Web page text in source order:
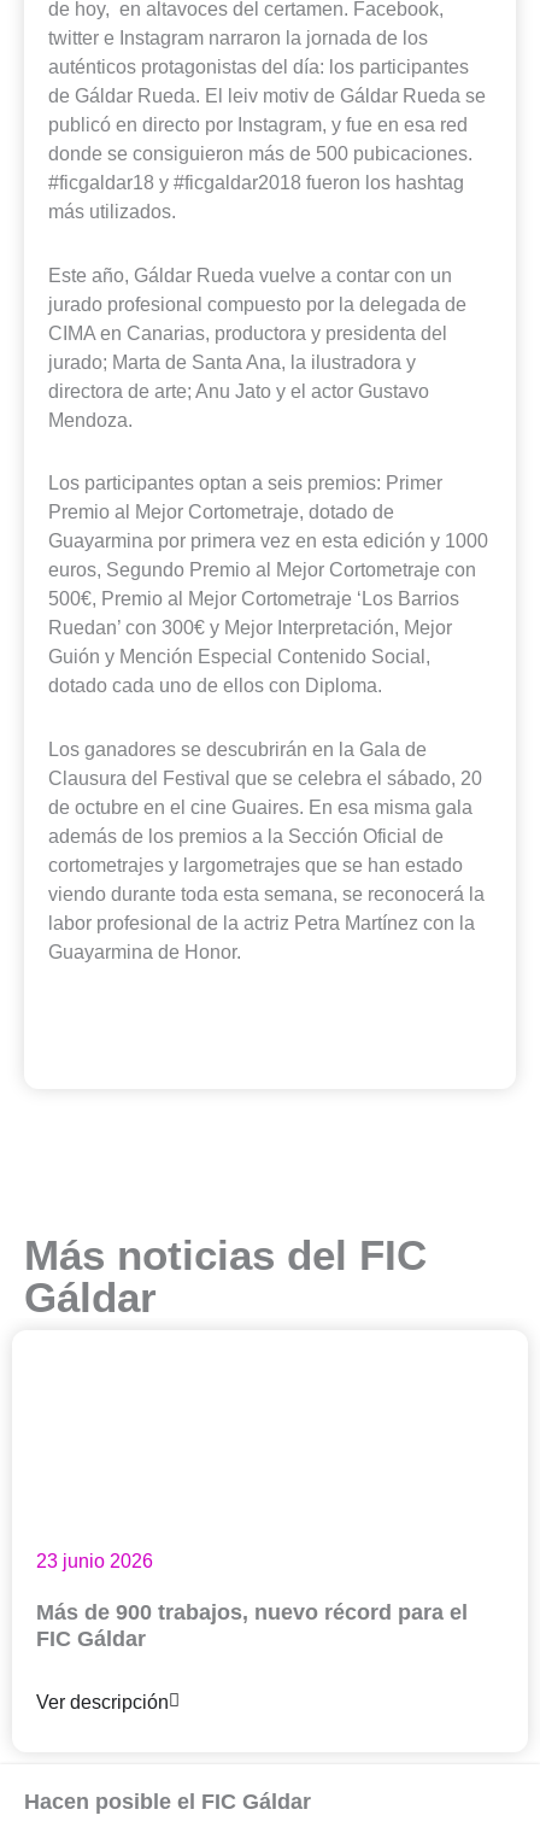
de hoy, en altavoces del certamen. Facebook,
twitter e Instagram narraron la jornada de los
auténticos protagonistas del día: los participantes
de Gáldar Rueda. El leiv motiv de Gáldar Rueda se
publicó en directo por Instagram, y fue en esa red
donde se consiguieron más de 500 pubicaciones.
#ficgaldar18 y #ficgaldar2018 fueron los hashtag
más utilizados.
Este año, Gáldar Rueda vuelve a contar con un
jurado profesional compuesto por la delegada de
CIMA en Canarias, productora y presidenta del
jurado; Marta de Santa Ana, la ilustradora y
directora de arte; Anu Jato y el actor Gustavo
Mendoza.
Los participantes optan a seis premios: Primer
Premio al Mejor Cortometraje, dotado de
Guayarmina por primera vez en esta edición y 1000
euros, Segundo Premio al Mejor Cortometraje con
500€, Premio al Mejor Cortometraje ‘Los Barrios
Ruedan’ con 300€ y Mejor Interpretación, Mejor
Guión y Mención Especial Contenido Social,
dotado cada uno de ellos con Diploma.
Los ganadores se descubrirán en la Gala de
Clausura del Festival que se celebra el sábado, 20
de octubre en el cine Guaires. En esa misma gala
además de los premios a la Sección Oficial de
cortometrajes y largometrajes que se han estado
viendo durante toda esta semana, se reconocerá la
labor profesional de la actriz Petra Martínez con la
Guayarmina de Honor.
Más noticias del FIC
Gáldar
23 junio 2026
Más de 900 trabajos, nuevo récord para el
FIC Gáldar
Ver descripción
Hacen posible el FIC Gáldar